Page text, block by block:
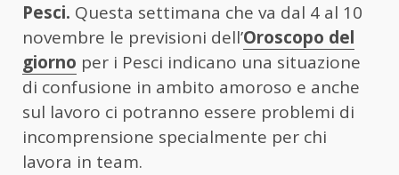
Pesci. Questa settimana che va dal 4 al 10
novembre le previsioni dell’Oroscopo del
giorno per i Pesci indicano una situazione
di confusione in ambito amoroso e anche
sul lavoro ci potranno essere problemi di
incomprensione specialmente per chi
lavora in team.